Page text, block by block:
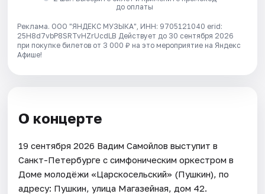
до оплаты
Реклама. ООО "ЯНДЕКС МУЗЫКА", ИНН: 9705121040 erid:
25H8d7vbP8SRTvHZrUcdLB Действует до 30 сентября 2026
при покупке билетов от 3 000 ₽ на это мероприятие на Яндекс
Афише!
О концерте
19 сентября 2026 Вадим Самойлов выступит в
Санкт-Петербурге с симфоническим оркестром в
Доме молодёжи «Царскосельский» (Пушкин), по
адресу: Пушкин, улица Магазейная, дом 42.